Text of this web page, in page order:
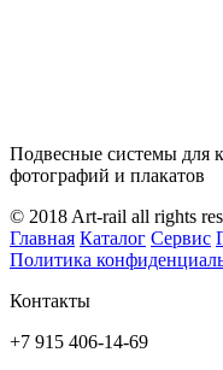
Подвесные системы для
фотографий и плакатов
© 2018 Art-rail all rights
Главная Каталог Сервис
Политика
Контакты
+7 915 406-14-69